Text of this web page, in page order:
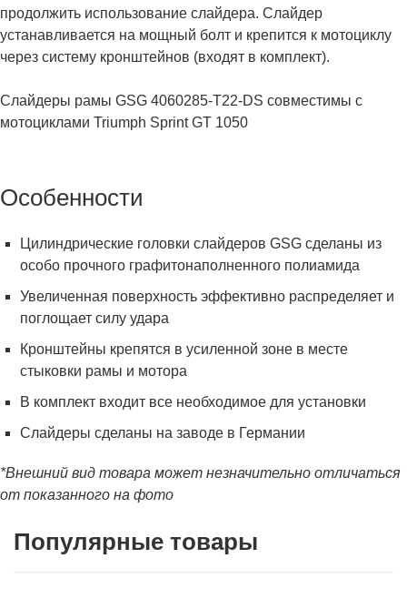
продолжить использование слайдера. Слайдер
устанавливается на мощный болт и крепится к мотоциклу
через систему кронштейнов (входят в комплект).
Слайдеры рамы GSG 4060285-T22-DS совместимы с
мотоциклами Triumph Sprint GT 1050
Особенности
Цилиндрические головки слайдеров GSG сделаны из
особо прочного графитонаполненного полиамида
Увеличенная поверхность эффективно распределяет и
поглощает силу удара
Кронштейны крепятся в усиленной зоне в месте
стыковки рамы и мотора
В комплект входит все необходимое для установки
Слайдеры сделаны на заводе в Германии
*Внешний вид товара может незначительно отличаться
от показанного на фото
Популярные товары